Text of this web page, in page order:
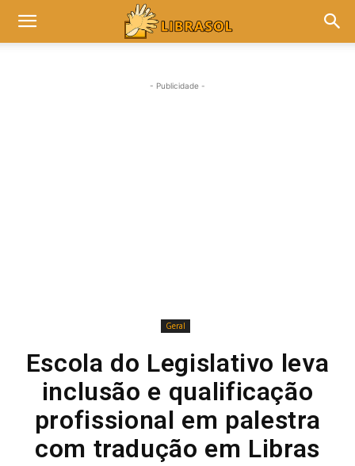
- Publicidade -
Geral
Escola do Legislativo leva
inclusão e qualificação
profissional em palestra
com tradução em Libras